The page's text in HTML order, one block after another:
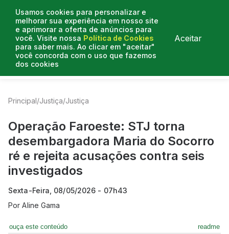
Usamos cookies para personalizar e
melhorar sua experiência em nosso site
e aprimorar a oferta de anúncios para
você. Visite nossa Política de Cookies
para saber mais. Ao clicar em "aceitar"
você concorda com o uso que fazemos
dos cookies
Aceitar
Entrevistas
Principal/Justiça/Justiça
Operação Faroeste: STJ torna
desembargadora Maria do Socorro
ré e rejeita acusações contra seis
investigados
Sexta-Feira, 08/05/2026 - 07h43
PorAline Gama
ouça este conteúdo readme